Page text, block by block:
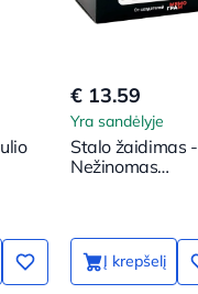
€ 13.59
Yra sandėlyje
Stalo žaidimas -
Nežinomas
Į krepšelį